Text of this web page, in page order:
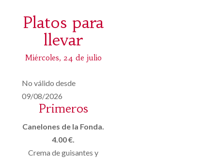
Platos para
llevar
Miércoles, 24 de julio
No válido desde
09/08/2026
Primeros
Canelones de la Fonda.
4.00 €.
Crema de guisantes y